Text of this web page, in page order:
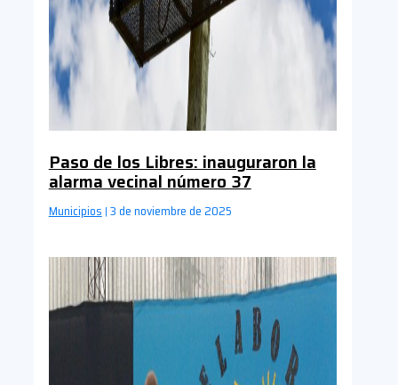
Paso de los Libres: inauguraron la
alarma vecinal número 37
Municipios | 3 de noviembre de 2025